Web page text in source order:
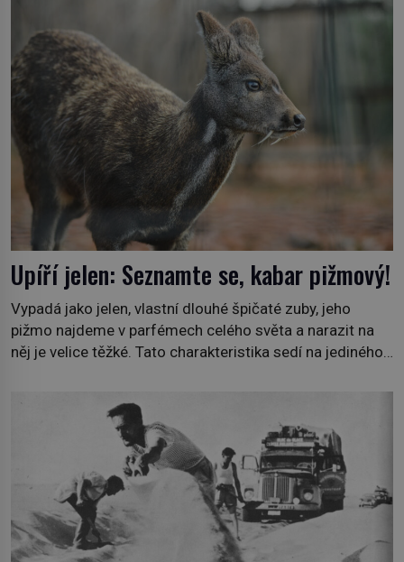
směs s názvem lučavka královská. Svůj přídomek nemá
pro nic za nic, […]
Upíří jelen: Seznamte se, kabar pižmový!
Vypadá jako jelen, vlastní dlouhé špičaté zuby, jeho
pižmo najdeme v parfémech celého světa a narazit na
něj je velice těžké. Tato charakteristika sedí na jediného
1778), jenže v Asii o něm ví už celá staletí. Zvíře
připomíná jelena, v kohoutku dosahuje […]